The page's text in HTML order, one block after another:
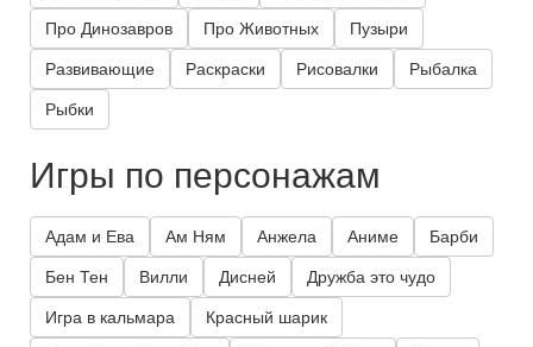
Про Динозавров Про Животных Пузыри
Развивающие Раскраски Рисовалки Рыбалка
Рыбки
Игры по персонажам
Адам и Ева Ам Ням Анжела Аниме Барби
Бен Тен Вилли Дисней Дружба это чудо
Игра в кальмара Красный шарик